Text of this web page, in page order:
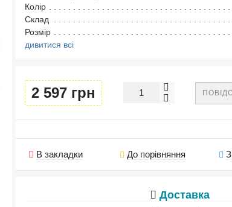
Колір
Склад
Розмір
дивитися всі
2 597 грн
В закладки До порівняння
Доставка